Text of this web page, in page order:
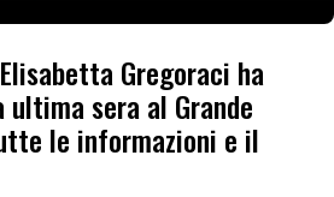
Gregoraci ha
sera al Grande
le informazioni e il